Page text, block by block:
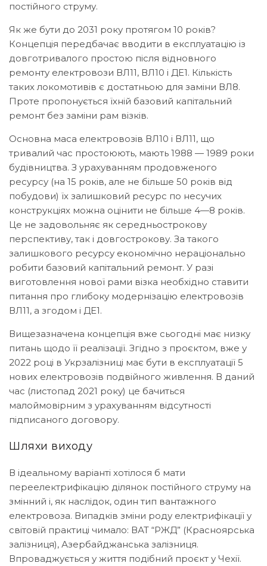
постійного струму.
Як же бути до 2031 року протягом 10 років?
Концепція передбачає вводити в експлуатацію із
довготривалого простою після відновного
ремонту електровози ВЛ11, ВЛ10 і ДЕ1. Кількість
таких локомотивів є достатньою для заміни ВЛ8.
Проте пропонується їхній базовий капітальний
ремонт без заміни рам візків.
Основна маса електровозів ВЛ10 і ВЛ11, що
тривалий час простоюють, мають 1988 — 1989 роки
будівництва. З урахуванням продовженого
ресурсу (на 15 років, але не більше 50 років від
побудови) їх залишковий ресурс по несучих
конструкціях можна оцінити не більше 4—8 років.
Це не задовольняє як середньострокову
перспективу, так і довгострокову. За такого
залишкового ресурсу економічно нераціонально
робити базовий капітальний ремонт. У разі
виготовлення нової рами візка необхідно ставити
питання про глибоку модернізацію електровозів
ВЛ11, а згодом і ДЕ1.
Вищезазначена концепція вже сьогодні має низку
питань щодо її реалізації. Згідно з проєктом, вже у
2022 році в Укрзалізниці має бути в експлуатації 5
нових електровозів подвійного живлення. В даний
час (листопад 2021 року) це бачиться
малоймовірним з урахуванням відсутності
підписаного договору.
Шляхи виходу
В ідеальному варіанті хотілося б мати
переелектрифікацію ділянок постійного струму на
змінний і, як наслідок, один тип вантажного
електровоза. Випадків зміни роду електрифікації у
світовій практиці чимало: ВАТ “РЖД” (Красноярська
залізниця), Азербайджанська залізниця.
Впроваджується у життя подібний проєкт у Чехії.